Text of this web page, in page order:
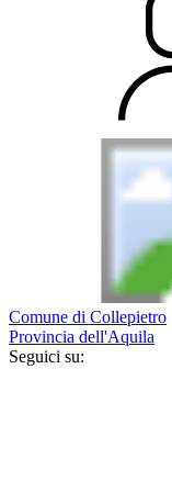
Comune di Collepietro
Provincia dell'Aquila
Seguici su: